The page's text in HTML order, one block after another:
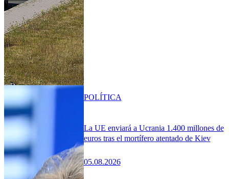
La UE enviará a Ucrania 1.400 millones de
euros tras el mortífero atentado de Kiev
05.08.2026
POLÍTICA